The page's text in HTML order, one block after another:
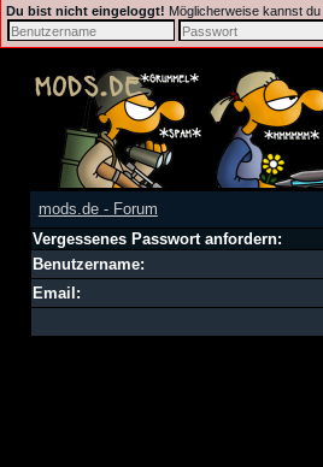
Du bist nicht eingeloggt! Möglicherweise kannst
mods.de - Forum
Vergessenes Passwort anfordern:
Benutzername:
Email: